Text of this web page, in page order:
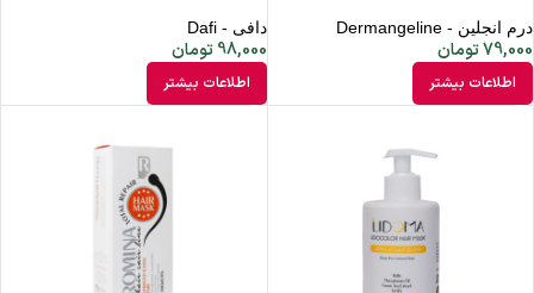
درم انجلین - Dermangeline
79,000تومان
اطلاعات بیشتر
دافی - Dafi
98,000 تومان
اطلاعات بیشتر